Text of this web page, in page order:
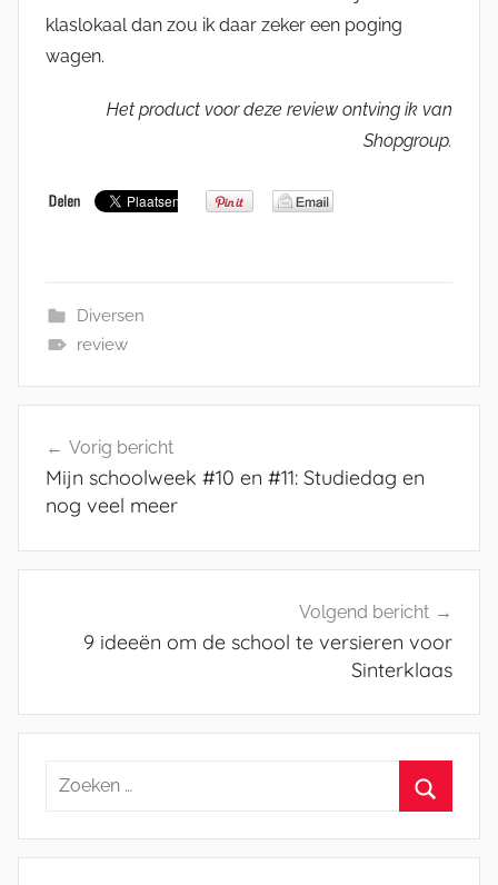
klaslokaal dan zou ik daar zeker een poging
wagen.
Het product voor deze review ontving ik van
Shopgroup.
Diversen
review
navigatie
Vorig bericht
Mijn schoolweek #10 en #11: Studiedag en
nog veel meer
Volgend bericht
9 ideeën om de school te versieren voor
Sinterklaas
Zoeken